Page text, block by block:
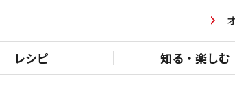
レシピ 知る・楽しむ